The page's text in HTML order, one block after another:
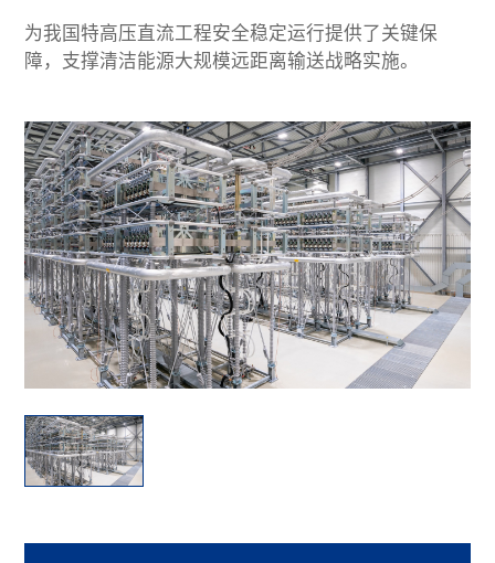
为我国特高压直流工程安全稳定运行提供了关键保
障，支撑清洁能源大规模远距离输送战略实施。